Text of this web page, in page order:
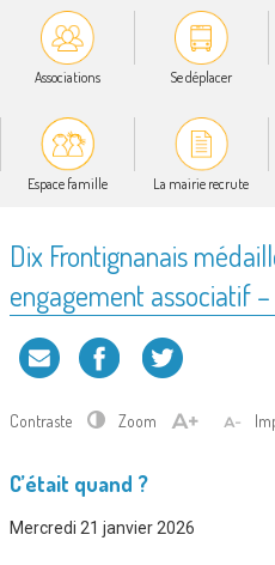
Associations Se déplacer
Espace famille La mairie recrute
Dix Frontignanais
engagement associatif –
Contraste Zoom
C’était quand ?
Mercredi 21 janvier 2026